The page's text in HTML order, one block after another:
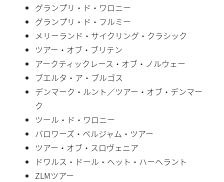
グランプリ・ド・ワロニー
グランプリ・ド・フルミー
メリーランド・サイクリング・クラシック
ツアー・オブ・ブリテン
アークティックレース・オブ・ノルウェー
ブエルタ・ア・ブルゴス
デンマーク・ルント／ツアー・オブ・デンマー
ク
ツール・ド・ワロニー
バロワーズ・ベルジャム・ツアー
ツアー・オブ・スロヴェニア
ドワルス・ドール・ヘット・ハーヘラント
ZLMツアー